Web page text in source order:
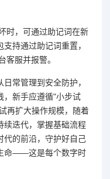
时，可通过助记词在新
持通过助记词重置，
客服并报警。
常管理到安全防护，
，新手应遵循"小步试
再扩大操作规模，随着
续迭代，掌握基础流程
代的前沿，守护好自己
命——这是每个数字时